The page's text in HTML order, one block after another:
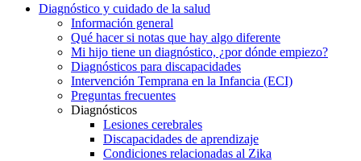
Diagnóstico y cuidado de la salud
Información general
Qué hacer si notas que hay algo diferente
Mi hijo tiene un diagnóstico, ¿por dónde empiezo?
Diagnósticos para discapacidades
Intervención Temprana en la Infancia (ECI)
Preguntas frecuentes
Diagnósticos
Lesiones cerebrales
Discapacidades de aprendizaje
Condiciones relacionadas al Zika